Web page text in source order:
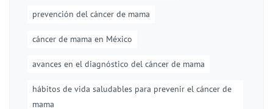
prevención del cáncer de mama
cáncer de mama en México
avances en el diagnóstico del cáncer de mama
hábitos de vida saludables para prevenir el cáncer de
mama